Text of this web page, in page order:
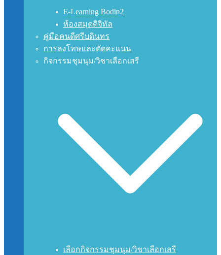
E-Learning Bodin2
ห้องสมุดดิจิทัล
คู่มือคนดีศรีบดินทร
การลงโทษและตัดคะแนน
กิจกรรมชุมนุม/วิชาเลือกเสรี
เลือกกิจกรรมชุมนุม/วิชาเลือกเสรี